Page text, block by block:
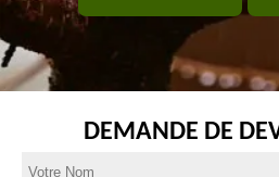
DEMANDE DE